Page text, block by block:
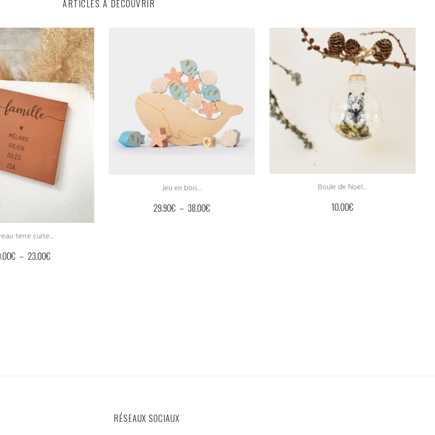
ARTICLES À DÉCOUVRIR
Jeu en bois...
Boule de Noël...
10.00€
Boule de Noël...
10.00€
RÉSEAUX SOCIAUX